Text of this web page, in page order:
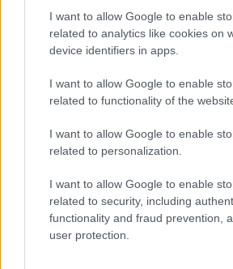
I want to allow Google to enable
related to analytics like cookies on
device identifiers in apps.
I want to allow Google to enable
related to functionality of the
I want to allow Google to enable
related to personalization.
I want to allow Google to enable
related to security, including
functionality and fraud prevention,
user protection.
με τον ίδιο ενθουσιασμό για τα
ημέρας, τα θέατρα της πόλης, τις
και τις τελευταίες τάσεις σε διατροφή
πως μόνο ό,τι αξίζει
Διαβάστε επίσης